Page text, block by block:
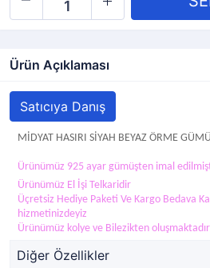
Ürün Açıklaması
Satıcıya Danış
MİDYAT HASIRI SİYAH BEYAZ ÖRME
Ürünümüz 925 ayar gümüşten imal
Ürünümüz El İşi Telkaridir
Üçretsiz Hediye Paketi Ve Kargo Bedava
hizmetinizdeyiz
Ürünümüz kolye ve Bilezikten oluşmaktadır
Diğer Özellikler